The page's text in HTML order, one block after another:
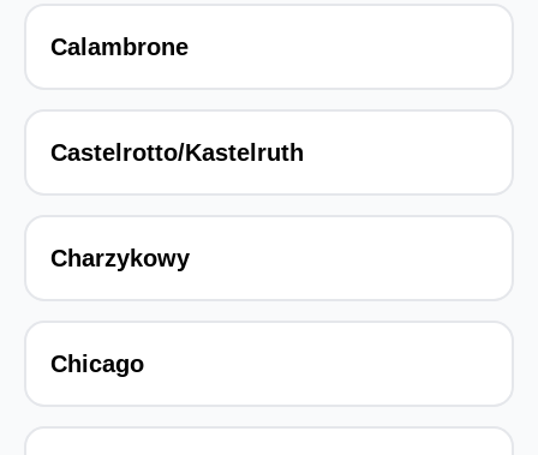
Calambrone
Castelrotto/Kastelruth
Charzykowy
Chicago